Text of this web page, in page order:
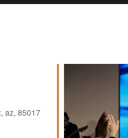
az, 85017